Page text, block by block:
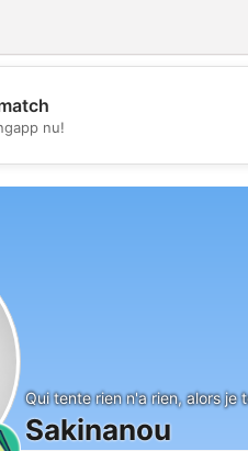
nu!
Qui tente rien n'a rien, alors je
Sakinanou